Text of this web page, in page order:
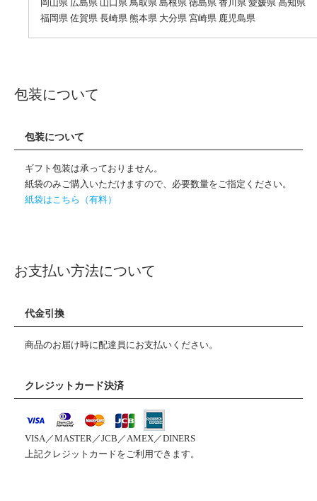
岡山県 広島県 山口県 鳥取県 島根県 徳島県 香川県 愛媛県 高知県
福岡県 佐賀県 長崎県 熊本県 大分県 宮崎県 鹿児島県
包装について
包装について
ギフト包装は承っておりません。
紙袋のみご購入いただけますので、必要数量をご指定ください。
紙袋はこちら（有料）
お支払い方法について
代金引換
商品のお届け時に配達員にお支払いください。
クレジットカード決済
VISA／MASTER／JCB／AMEX／DINERS
上記クレジットカードをご利用できます。